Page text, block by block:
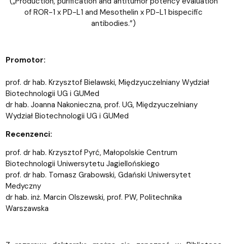
of ROR-1 x PD-L1 and Mesothelin x PD-L1 bispecific
antibodies.”)
Promotor:
prof. dr hab. Krzysztof Bielawski, Międzyuczelniany Wydział
Biotechnologii UG i GUMed
dr hab. Joanna Nakonieczna, prof. UG, Międzyuczelniany
Wydział Biotechnologii UG i GUMed
Recenzenci:
prof. dr hab. Krzysztof Pyrć, Małopolskie Centrum
Biotechnologii Uniwersytetu Jagiellońskiego
prof. dr hab. Tomasz Grabowski, Gdański Uniwersytet
Medyczny
dr hab. inż. Marcin Olszewski, prof. PW, Politechnika
Warszawska